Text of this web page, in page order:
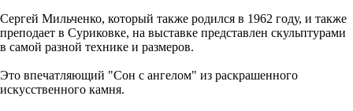
Сергей Мильченко, который также родился в 1962 году, и также
преподает в Суриковке, на выставке представлен скульптурами
в самой разной технике и размеров.
Это впечатляющий "Сон с ангелом" из раскрашенного
искусственного камня.